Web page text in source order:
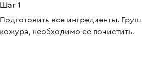
Шаг 1
Подготовить все ингредиенты.
кожура, необходимо ее почистить.